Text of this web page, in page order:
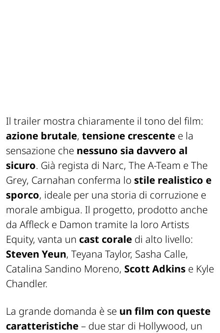
Il trailer mostra chiaramente il tono del film:
azione brutale, tensione crescente e la
sensazione che nessuno sia davvero al
sicuro. Già regista di Narc, The A-Team e The
Grey, Carnahan conferma lo stile realistico e
sporco, ideale per una storia di corruzione e
morale ambigua. Il progetto, prodotto anche
da Affleck e Damon tramite la loro Artists
Equity, vanta un cast corale di alto livello:
Steven Yeun, Teyana Taylor, Sasha Calle,
Catalina Sandino Moreno, Scott Adkins e Kyle
Chandler.
La grande domanda è se un film con queste
caratteristiche – due star di Hollywood, un